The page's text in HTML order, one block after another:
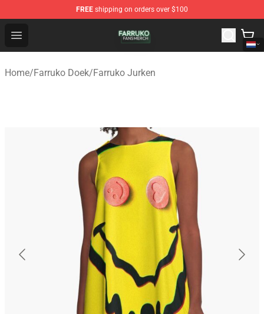
FREE shipping on orders over $100
Open menu
Farruko Shop - Official Farruko Merchandise Store
Home/Farruko Doek/Farruko Jurken